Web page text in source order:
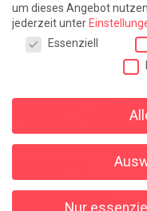
Winterreise (mit Sommern)
Alles sonst
Denkabfall
Sonntagspredigten
um dieses Angebot
jederzeit unter
Datenschutzeinstellungen
Essenziell